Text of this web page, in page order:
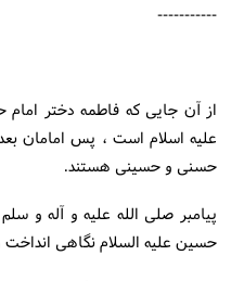
-----------
از آن جایی که فاطمه دختر امام
علیه اسلام است ، پس امامان
حسنی و حسینی هستند.
پیامبر صلی الله علیه و آله و
حسین علیه السلام نگاهی انداخت